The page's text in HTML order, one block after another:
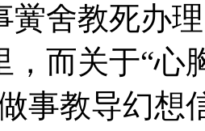
黉舍教死办
，而关于“心
事教导幻想